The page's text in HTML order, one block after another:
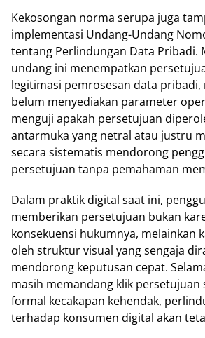
Kekosongan norma serupa juga
implementasi Undang-Undang
tentang Perlindungan Data Pribadi.
undang ini menempatkan
legitimasi pemrosesan data
belum menyediakan parameter
menguji apakah persetujuan
antarmuka yang netral atau justru
secara sistematis mendorong
persetujuan tanpa pemahaman
Dalam praktik digital saat ini,
memberikan persetujuan bukan
konsekuensi hukumnya, melainkan
oleh struktur visual yang sengaja
mendorong keputusan cepat.
masih memandang klik persetujuan
formal kecakapan kehendak,
terhadap konsumen digital akan